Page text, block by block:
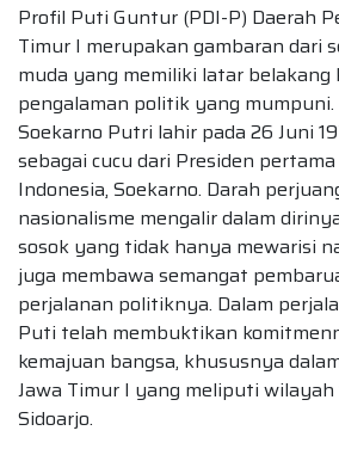
Profil Puti Guntur (PDI-P) Daerah
Timur I merupakan gambaran dari
muda yang memiliki latar belakang
pengalaman politik yang
Soekarno Putri lahir pada 26 Juni
sebagai cucu dari Presiden
Indonesia, Soekarno. Darah
nasionalisme mengalir dalam
sosok yang tidak hanya mewarisi
juga membawa semangat
perjalanan politiknya. Dalam
Puti telah membuktikan
kemajuan bangsa, khususnya
Jawa Timur I yang meliputi
Sidoarjo.